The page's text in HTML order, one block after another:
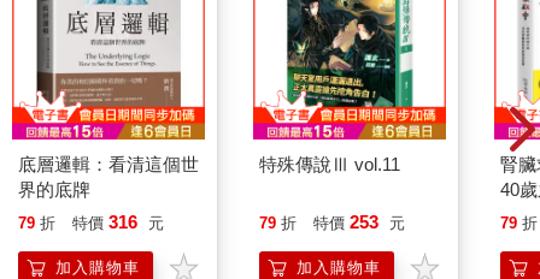
我坐在那裡，咀嚼著薩滿所說的每一個字。從來沒人用這麼清
楚、堅定的方式跟我談過我的存在狀態。
薩滿說：「若是沒能有意識地忠於自己，你只要去幫助別人，下
場就是吸收別人的能量。我在剛剛的儀式中已經淨化了你的能
量，否則你還會像第一次一樣再生一場重病。」想到還會再病一
場，我不禁睜大了眼睛。薩滿繼續說：「你要保護自己。你在這
世上有一個偉大的目的要完成，那是比你目前所知更大的目的。
了這份禮物。」
底層邏輯：看清這個世
界的底牌
79 折 特價 316 元
加入購物車
特殊傳說Ⅲ vol.11
79 折 特價 253 元
加入購物車
腎
40
就
79 折